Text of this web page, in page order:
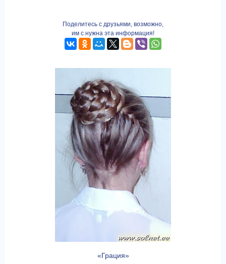
Поделитесь с друзьями, возможно,
им с нужна эта информация!
«Грация»